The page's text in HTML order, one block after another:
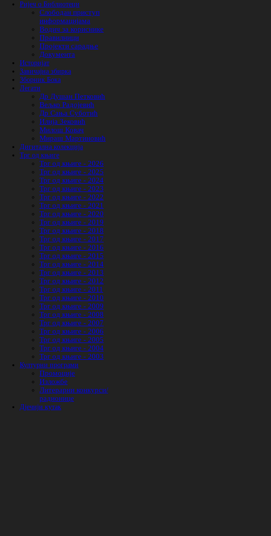
Ријеч о Библиотеци
Слободан приступ
информацијама
Водич за кориснике
Правилници
Пројекти сарадње
Документа
Историјат
Завичајна збирка
Зборник Бока
Легати
Др Душан Петковић
Вељко Радојевић
Др Сања Суботић
Илија Зековић
Милош Ковач
Мираш Мартиновић
Дигитална колекција
Трг од књиге
Трг од књиге - 2026
Трг од књиге - 2025
Трг од књиге - 2024
Трг од књиге - 2023
Трг од књиге - 2022
Трг од књиге - 2021
Трг од књиге - 2020
Трг од књиге - 2019
Трг од књиге - 2018
Трг од књиге - 2017
Трг од књиге - 2016
Трг од књиге - 2015
Трг од књиге - 2014
Трг од књиге - 2013
Трг од књиге - 2012
Трг од књиге - 2011
Трг од књиге - 2010
Трг од књиге - 2009
Трг од књиге - 2008
Трг од књиге - 2007
Трг од књиге - 2006
Трг од књиге - 2005
Трг од књиге - 2004
Трг од књиге - 2003
Културни програми
Промоције
Изложбе
Литерарни конкурси/
радионице
Дјечији кутак